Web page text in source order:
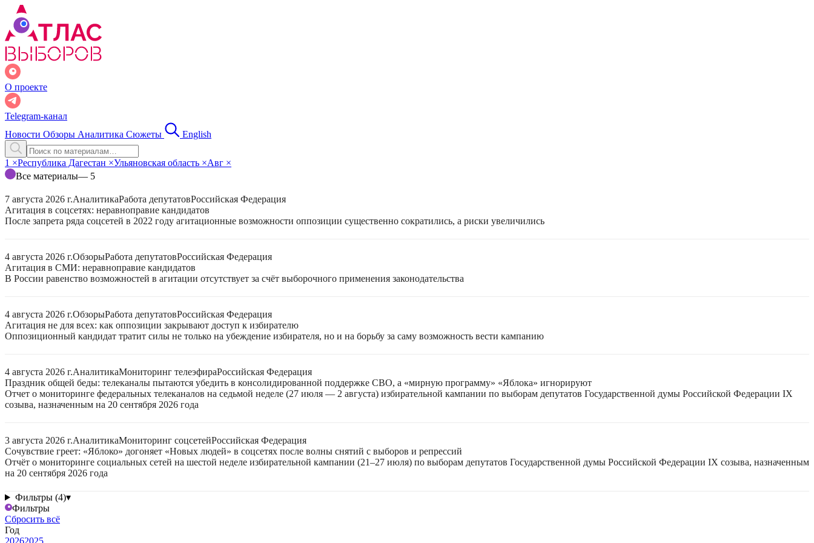
О проекте
Telegram-канал
Новости Обзоры Аналитика Сюжеты English
1 ×Республика Дагестан ×Ульяновская область ×Авг ×
Все материалы— 5
7 августа 2026 г.АналитикаРабота депутатовРоссийская Федерация
Агитация в соцсетях: неравноправие кандидатов
После запрета ряда соцсетей в 2022 году агитационные возможности оппозиции существенно сократились, а риски увеличились
4 августа 2026 г.ОбзорыРабота депутатовРоссийская Федерация
Агитация в СМИ: неравноправие кандидатов
В России равенство возможностей в агитации отсутствует за счёт выборочного применения законодательства
4 августа 2026 г.ОбзорыРабота депутатовРоссийская Федерация
Агитация не для всех: как оппозиции закрывают доступ к избирателю
Оппозиционный кандидат тратит силы не только на убеждение избирателя, но и на борьбу за саму возможность вести кампанию
4 августа 2026 г.АналитикаМониторинг телеэфираРоссийская Федерация
Праздник общей беды: телеканалы пытаются убедить в консолидированной поддержке СВО, а «мирную программу» «Яблока» игнорируют
Отчет о мониторинге федеральных телеканалов на седьмой неделе (27 июля — 2 августа) избирательной кампании по выборам депутатов Государственной думы Российской Федерации IX
созыва, назначенным на 20 сентября 2026 года
3 августа 2026 г.АналитикаМониторинг соцсетейРоссийская Федерация
Сочувствие греет: «Яблоко» догоняет «Новых людей» в соцсетях после волны снятий с выборов и репрессий
Отчёт о мониторинге социальных сетей на шестой неделе избирательной кампании (21–27 июля) по выборам депутатов Государственной думы Российской Федерации IX созыва, назначенным
на 20 сентября 2026 года
Фильтры (4)▾
Фильтры
Сбросить всё
Год
20262025